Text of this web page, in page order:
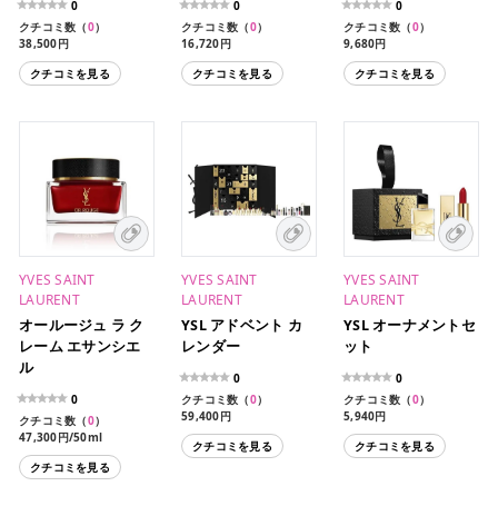
0
クチコミ数（0）
38,500円
クチコミを見る
0
クチコミ数（0）
16,720円
クチコミを見る
0
クチコミ数（0）
9,680円
クチコミを見る
YVES SAINT
LAURENT
オールージュ ラ ク
レーム エサンシエ
ル
0
クチコミ数（0）
47,300円/50ml
42,350円/50ml（レフィ
ル）クチコミを見る
YVES SAINT
LAURENT
YSL アドベント カ
レンダー
0
クチコミ数（0）
59,400円
クチコミを見る
YVES SAINT
LAURENT
YSL オーナメントセ
ット
0
クチコミ数（0）
5,940円
クチコミを見る